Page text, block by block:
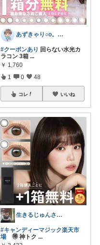
あずきゃり○o。.🐟🐠
#クーポンあり 回らない水光カ
ラコン 3箱 ...
￥ 1,760
1 0 48
コレ いいね
生きるじゅんさん、フォロワー様より買う
#キャンディーマジック楽天市
場 🉐 神トク ...